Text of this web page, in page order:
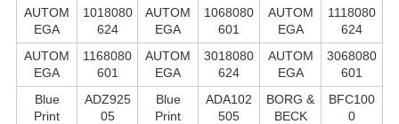
AUTOM
EGA
1018080
624
AUTOM
EGA
1068080
601
AUTOM
EGA
1118080
624
AUTOM
EGA
1168080
601
AUTOM
EGA
3018080
624
AUTOM
EGA
3068080
601
Blue
Print
ADZ925
05
Blue
Print
ADA102
505
BORG &
BECK
BFC100
0